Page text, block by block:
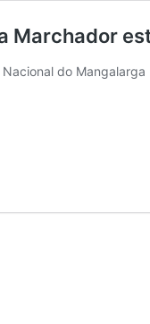
Marchador
Nacional do